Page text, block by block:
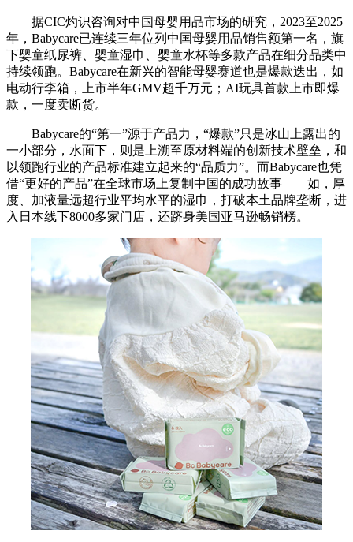
据CIC灼识咨询对中国母婴用品市场的研究，2023至2025
年，Babycare已连续三年位列中国母婴用品销售额第一名，旗
下婴童纸尿裤、婴童湿巾、婴童水杯等多款产品在细分品类中
持续领跑。Babycare在新兴的智能母婴赛道也是爆款迭出，如
电动行李箱，上市半年GMV超千万元；AI玩具首款上市即爆
款，一度卖断货。
Babycare的“第一”源于产品力，“爆款”只是冰山上露出的
一小部分，水面下，则是上溯至原材料端的创新技术壁垒，和
以领跑行业的产品标准建立起来的“品质力”。而Babycare也凭
借“更好的产品”在全球市场上复制中国的成功故事——如，厚
度、加液量远超行业平均水平的湿巾，打破本土品牌垄断，进
入日本线下8000多家门店，还跻身美国亚马逊畅销榜。